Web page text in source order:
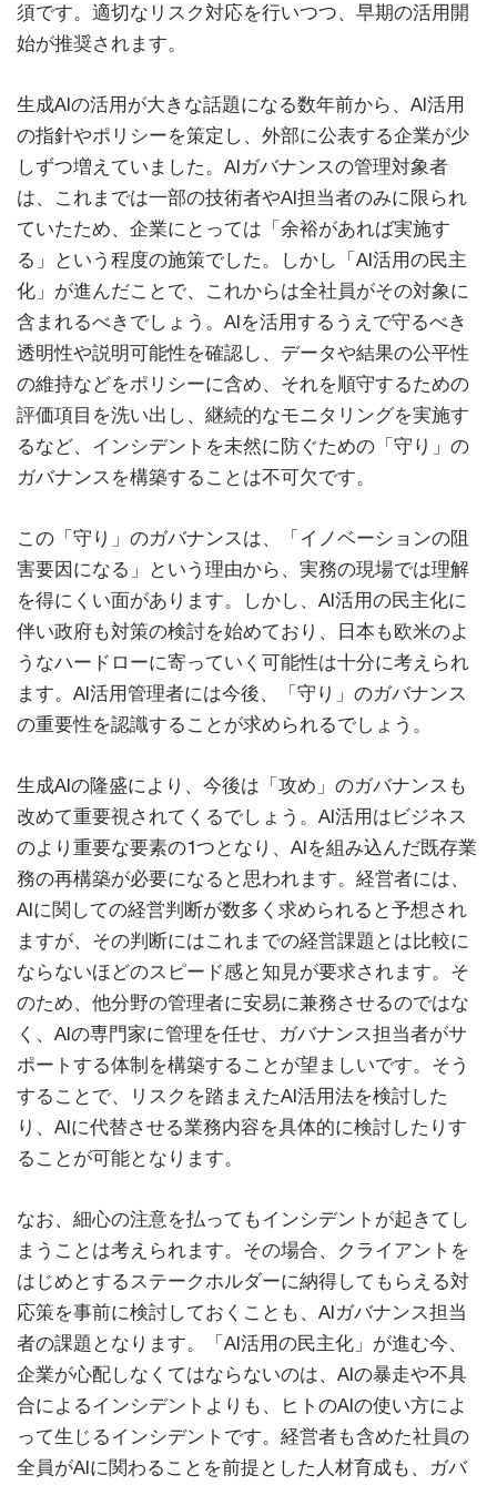
須です。適切なリスク対応を行いつつ、早期の活用開
始が推奨されます。
生成AIの活用が大きな話題になる数年前から、AI活用
の指針やポリシーを策定し、外部に公表する企業が少
しずつ増えていました。AIガバナンスの管理対象者
は、これまでは一部の技術者やAI担当者のみに限られ
ていたため、企業にとっては「余裕があれば実施す
る」という程度の施策でした。しかし「AI活用の民主
化」が進んだことで、これからは全社員がその対象に
含まれるべきでしょう。AIを活用するうえで守るべき
透明性や説明可能性を確認し、データや結果の公平性
の維持などをポリシーに含め、それを順守するための
評価項目を洗い出し、継続的なモニタリングを実施す
るなど、インシデントを未然に防ぐための「守り」の
ガバナンスを構築することは不可欠です。
この「守り」のガバナンスは、「イノベーションの阻
害要因になる」という理由から、実務の現場では理解
を得にくい面があります。しかし、AI活用の民主化に
伴い政府も対策の検討を始めており、日本も欧米のよ
うなハードローに寄っていく可能性は十分に考えられ
ます。AI活用管理者には今後、「守り」のガバナンス
の重要性を認識することが求められるでしょう。
生成AIの隆盛により、今後は「攻め」のガバナンスも
改めて重要視されてくるでしょう。AI活用はビジネス
のより重要な要素の1つとなり、AIを組み込んだ既存業
務の再構築が必要になると思われます。経営者には、
AIに関しての経営判断が数多く求められると予想され
ますが、その判断にはこれまでの経営課題とは比較に
ならないほどのスピード感と知見が要求されます。そ
のため、他分野の管理者に安易に兼務させるのではな
く、AIの専門家に管理を任せ、ガバナンス担当者がサ
ポートする体制を構築することが望ましいです。そう
することで、リスクを踏まえたAI活用法を検討した
り、AIに代替させる業務内容を具体的に検討したりす
ることが可能となります。
なお、細心の注意を払ってもインシデントが起きてし
まうことは考えられます。その場合、クライアントを
はじめとするステークホルダーに納得してもらえる対
応策を事前に検討しておくことも、AIガバナンス担当
者の課題となります。「AI活用の民主化」が進む今、
企業が心配しなくてはならないのは、AIの暴走や不具
合によるインシデントよりも、ヒトのAIの使い方によ
って生じるインシデントです。経営者も含めた社員の
全員がAIに関わることを前提とした人材育成も、ガバ